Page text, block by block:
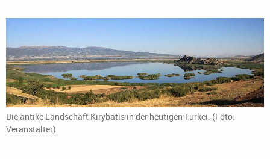
Die antike Landschaft Kirybatis in der heutigen Türkei. (Foto:
Veranstalter)